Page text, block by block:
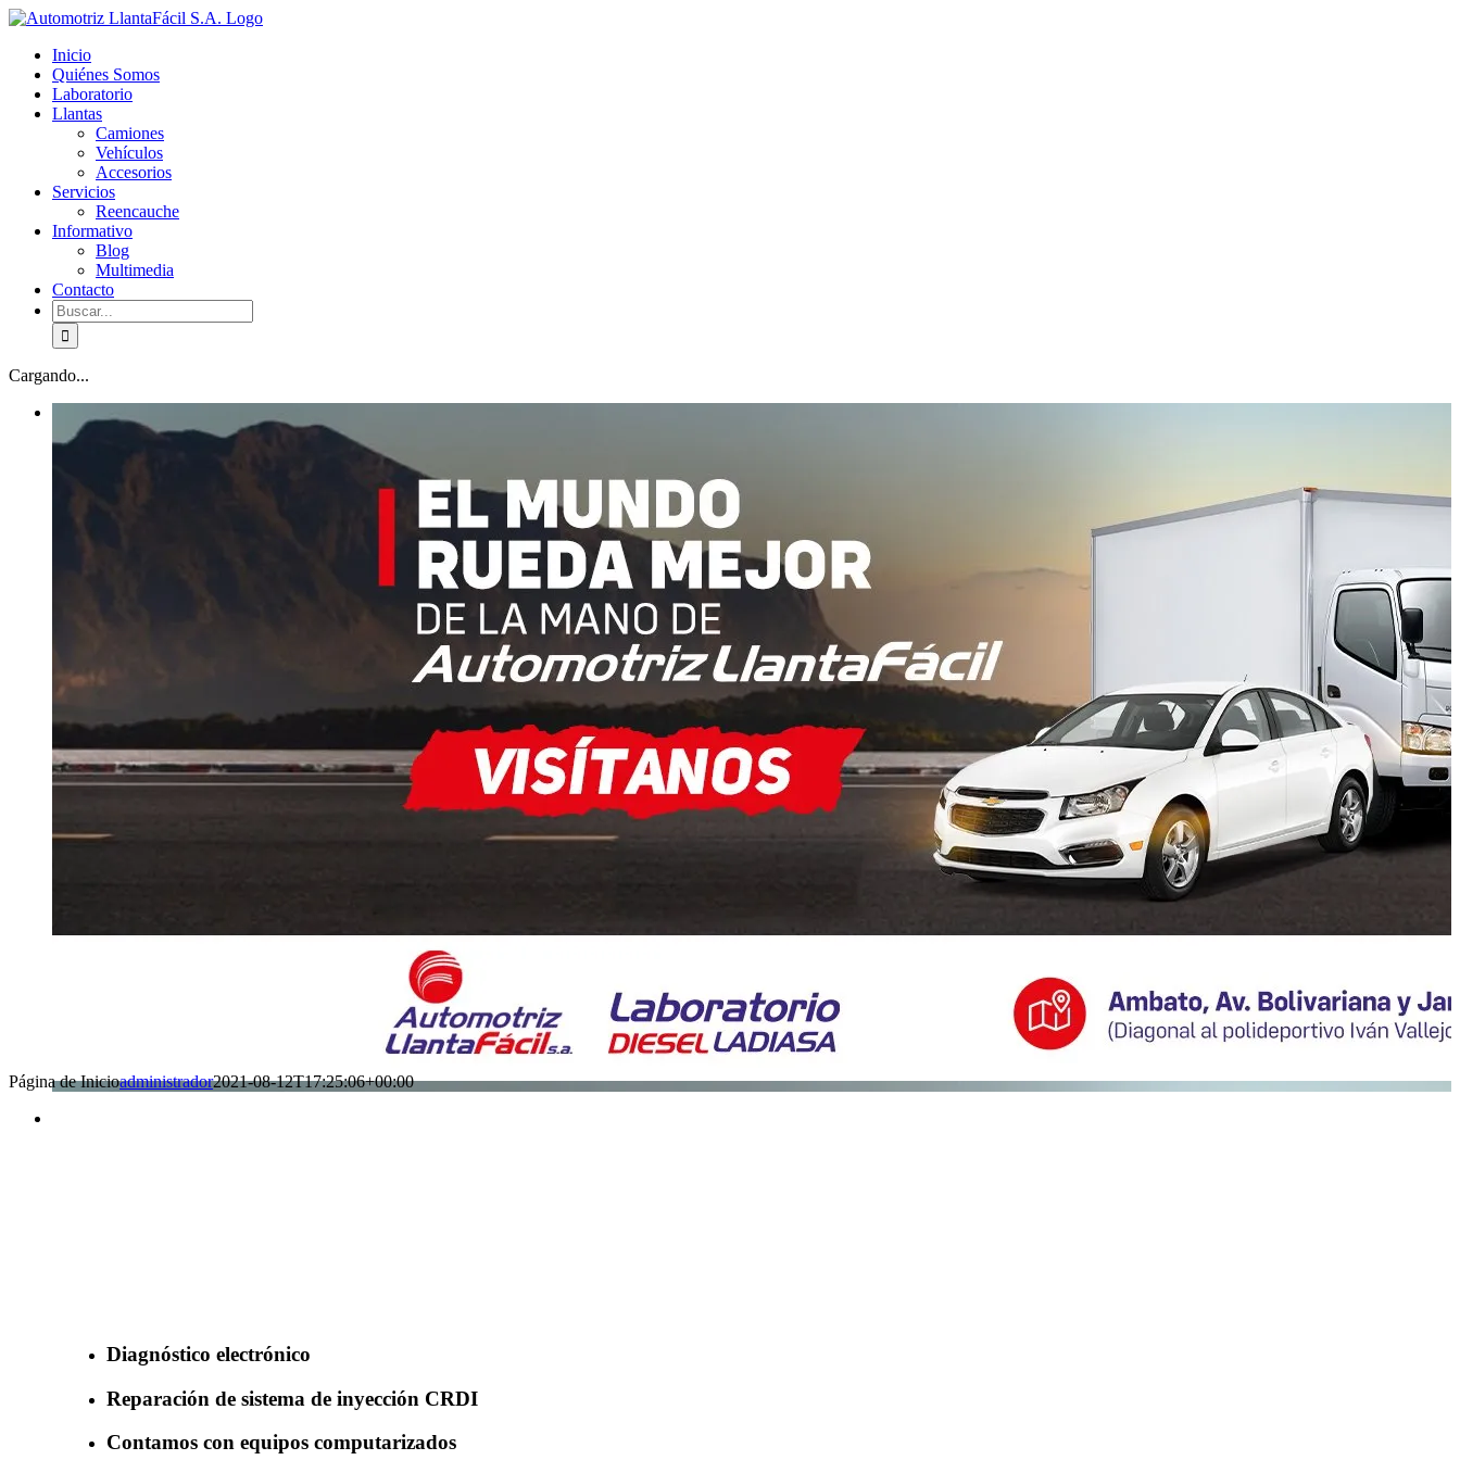
Skip
content
facebook
youtube
Inicio
Quiénes Somos
Laboratorio
Llantas
Camiones
Vehículos
Accesorios
Servicios
Reencauche
Informativo
Blog
Multimedia
Contacto
Buscar:
Cargando...
Página de Inicioadministrador2021-08-12T17:25:06+00:00
Diagnóstico electrónico
Reparación de sistema de inyección CRDI
Contamos con equipos computarizados